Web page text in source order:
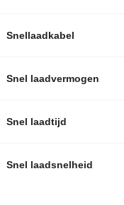
Snellaadkabel
Snel laadvermogen
Snel laadtijd
Snel laadsnelheid